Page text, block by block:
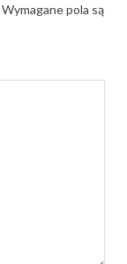
Wymagane pola są